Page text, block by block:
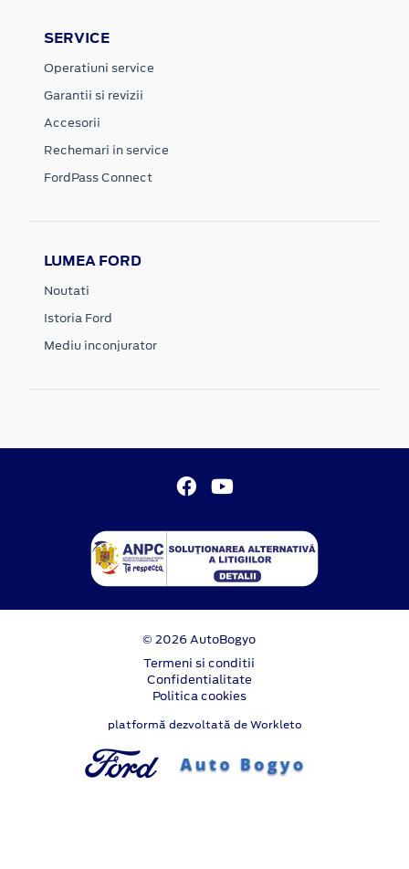
SERVICE
Operatiuni service
Garantii si revizii
Accesorii
Rechemari in service
FordPass Connect
LUMEA FORD
Noutati
Istoria Ford
Mediu inconjurator
© 2026 AutoBogyo
Termeni si conditii
Confidentialitate
Politica cookies
platformă dezvoltată de Workleto